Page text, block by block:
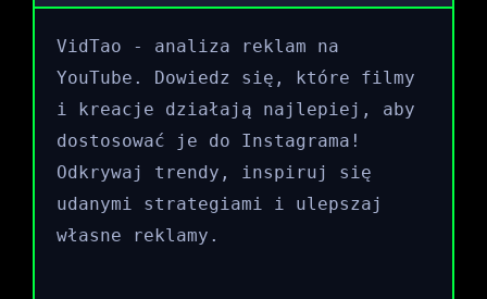
VidTao - analiza reklam na
YouTube. Dowiedz się, które filmy
i kreacje działają najlepiej, aby
dostosować je do Instagrama!
Odkrywaj trendy, inspiruj się
udanymi strategiami i ulepszaj
własne reklamy.